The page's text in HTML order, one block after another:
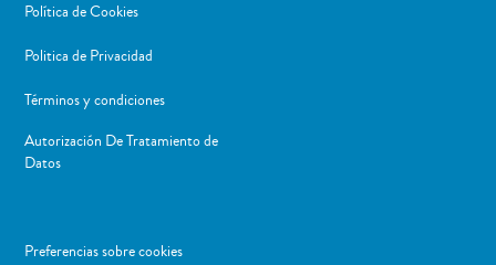
Política de Cookies
Politica de Privacidad
Términos y condiciones
Autorización De Tratamiento de
Datos
Preferencias sobre cookies